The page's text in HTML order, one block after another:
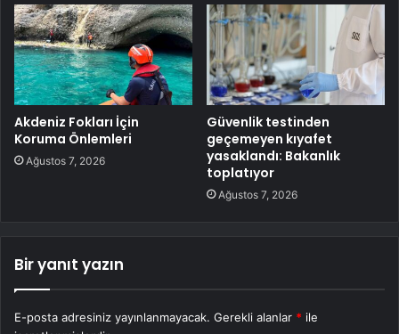
Akdeniz Fokları İçin
Koruma Önlemleri
Ağustos 7, 2026
Güvenlik testinden
geçemeyen kıyafet
yasaklandı: Bakanlık
toplatıyor
Ağustos 7, 2026
Bir yanıt yazın
E-posta adresiniz yayınlanmayacak. Gerekli alanlar * ile